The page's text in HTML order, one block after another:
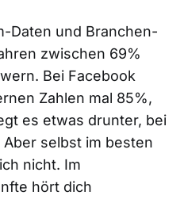
Daten und Branchen-
zwischen 69%
Bei Facebook
Zahlen mal 85%,
es etwas drunter, bei
selbst im besten
nicht. Im
hört dich